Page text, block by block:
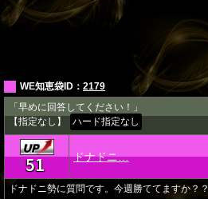
WE知恵袋ID： 2179
「早めに回答してください！」
【指定なし】
ハード指定なし
★51 ドナドニ…
ドナドニ勢に質問です。今週勝ててますか？？